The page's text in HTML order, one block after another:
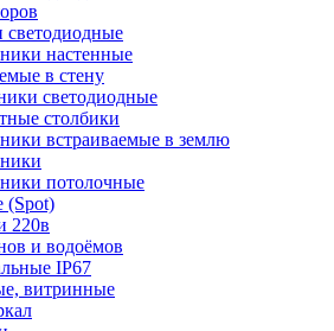
светодиодные
настенные
в стену
светодиодные
столбики
встраиваемые в землю
потолочные
(Spot)
220в
и водоёмов
IP67
витринные